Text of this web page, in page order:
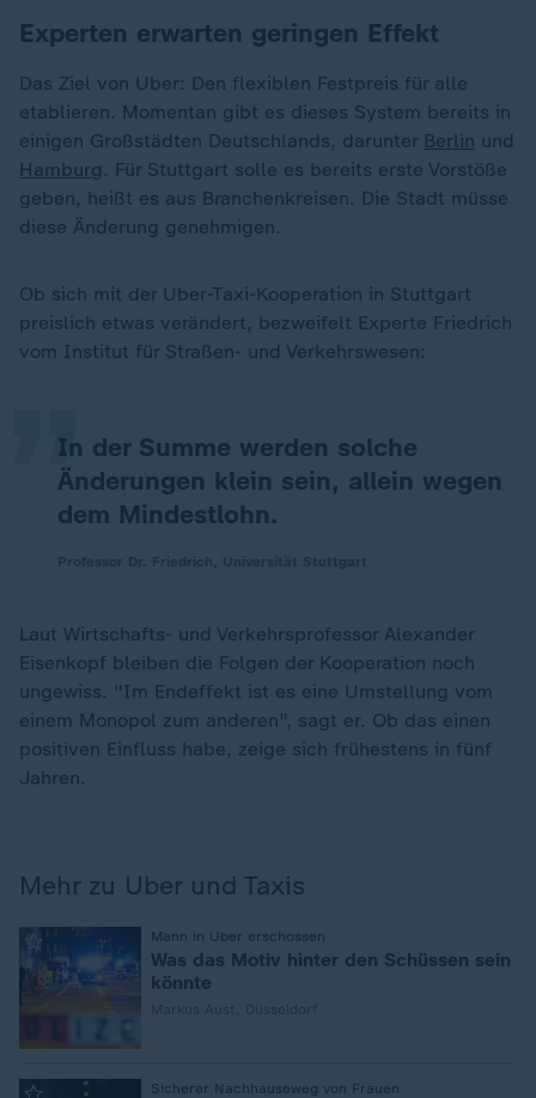
Experten erwarten geringen Effekt
Das Ziel von Uber: Den flexiblen Festpreis für alle
etablieren. Momentan gibt es dieses System bereits in
einigen Großstädten Deutschlands, darunter Berlin und
Hamburg . Für Stuttgart solle es bereits erste Vorstöße
geben, heißt es aus Branchenkreisen. Die Stadt müsse
diese Änderung genehmigen.
Ob sich mit der Uber-Taxi-Kooperation in Stuttgart
preislich etwas verändert, bezweifelt Experte Friedrich
vom Institut für Straßen- und Verkehrswesen:
In der Summe werden solche
Änderungen klein sein, allein wegen
dem Mindestlohn.
„
Laut Wirtschafts- und Verkehrsprofessor Alexander
Eisenkopf bleiben die Folgen der Kooperation noch
ungewiss. "Im Endeffekt ist es eine Umstellung vom
einem Monopol zum anderen", sagt er. Ob das einen
positiven Einfluss habe, zeige sich frühestens in fünf
Jahren.
Mehr zu Uber und Taxis
Mann in Uber erschossen
:
Was das Motiv hinter den Schüssen sein
könnte
Sicherer Nachhauseweg von Frauen